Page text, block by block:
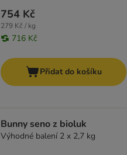
754 Kč
279 Kč / kg
716 Kč
Přidat do košíku
Bunny seno z bioluk
Výhodné balení 2 x 2,7 kg